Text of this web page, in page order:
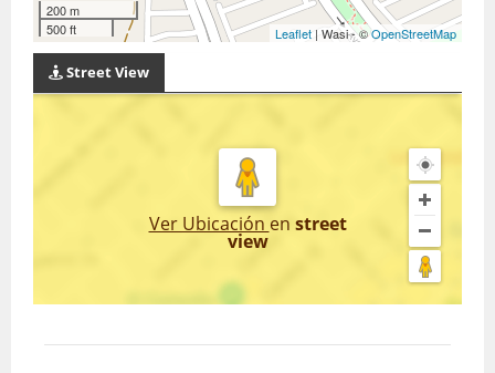
200 m
500 ft
Leaflet | Wasi - ©OpenStreetMap
Street View
Ver Ubicación en street
view